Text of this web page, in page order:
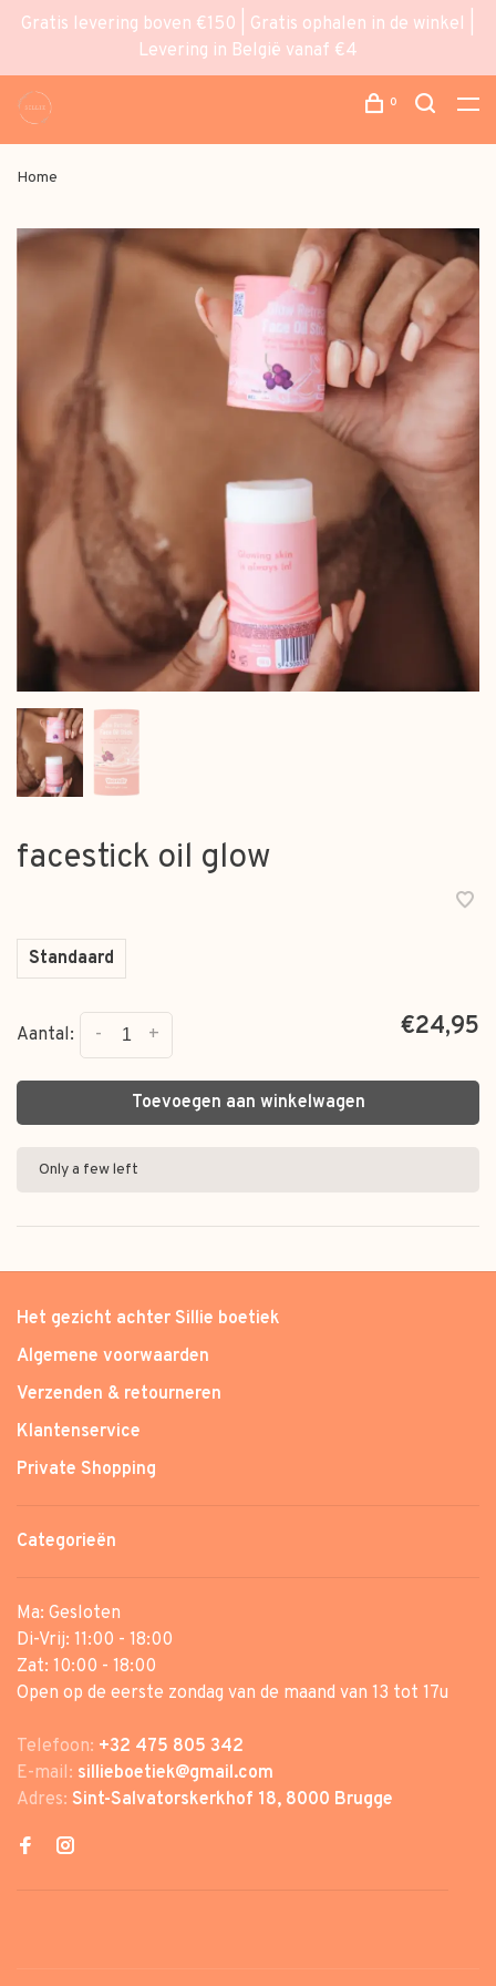
Gratis levering boven €150 | Gratis ophalen in de winkel |
Levering in België vanaf €4
0
Home
facestick oil glow
Standaard
Aantal: +
- €24,95
Toevoegen aan winkelwagen
Only a few left
Het gezicht achter Sillie boetiek
Algemene voorwaarden
Verzenden & retourneren
Klantenservice
Private Shopping
Categorieën
Ma: Gesloten
Di-Vrij: 11:00 - 18:00
Zat: 10:00 - 18:00
Open op de eerste zondag van de maand van 13 tot 17u
Telefoon: +32 475 805 342
E-mail: sillieboetiek@gmail.com
Adres: Sint-Salvatorskerkhof 18, 8000 Brugge